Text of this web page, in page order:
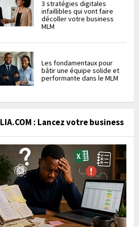
3 stratégies digitales
infaillibles qui vont faire
décoller votre business
MLM
Les fondamentaux pour
bâtir une équipe solide et
performante dans le MLM
: Lancez votre business